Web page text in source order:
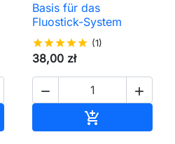
Basis für das
Fluostick-System
starstarstarstarstar (1)
38,00 zł
 
